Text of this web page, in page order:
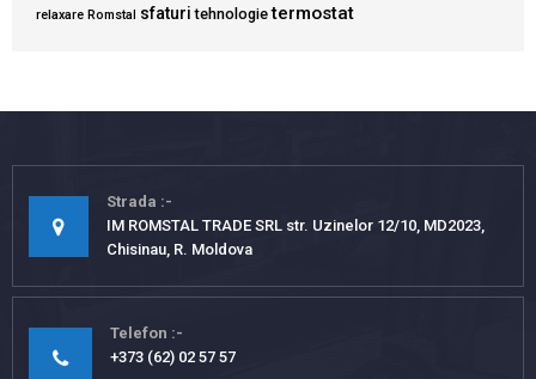
relaxare Romstal sfaturi tehnologie termostat
Strada
IM ROMSTAL TRADE SRL str. Uzinelor 12/10, MD2023,
Chisinau, R. Moldova
Telefon
+373 (62) 02 57 57